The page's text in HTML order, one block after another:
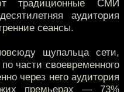
традиционные СМИ
аудитория
сеансы.
щупальца сети,
части своевременного
через него аудитория
премьерах — 73%